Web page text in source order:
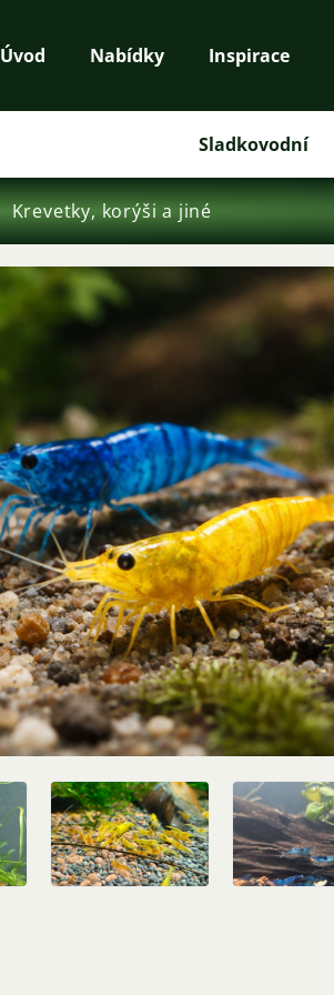
Úvod Nabídky Inspirace
Sladkovodní
Krevetky, korýši a jiné